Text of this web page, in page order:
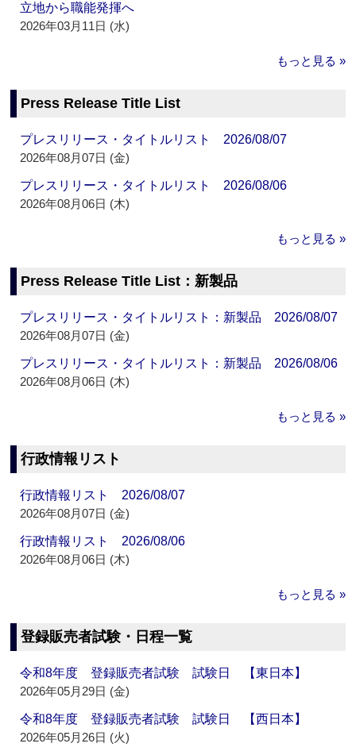
立地から職能発揮へ
2026年03月11日 (水)
もっと見る »
Press Release Title List
プレスリリース・タイトルリスト 2026/08/07
2026年08月07日 (金)
プレスリリース・タイトルリスト 2026/08/06
2026年08月06日 (木)
もっと見る »
Press Release Title List：新製品
プレスリリース・タイトルリスト：新製品 2026/08/07
2026年08月07日 (金)
プレスリリース・タイトルリスト：新製品 2026/08/06
2026年08月06日 (木)
もっと見る »
行政情報リスト
行政情報リスト 2026/08/07
2026年08月07日 (金)
行政情報リスト 2026/08/06
2026年08月06日 (木)
もっと見る »
登録販売者試験・日程一覧
令和8年度 登録販売者試験 試験日 【東日本】
2026年05月29日 (金)
令和8年度 登録販売者試験 試験日 【西日本】
2026年05月26日 (火)